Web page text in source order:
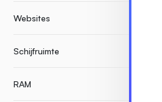
Websites
Schijfruimte
RAM